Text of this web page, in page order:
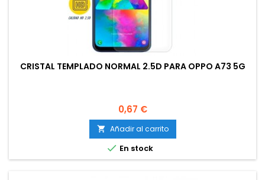
CRISTAL TEMPLADO NORMAL 2.5D PARA OPPO A73 5G
Precio
0,67 €
 Añadir al carrito
 En stock